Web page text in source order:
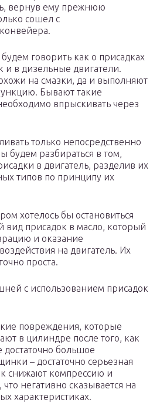
вернув ему прежнюю
сошел с
говорить как о присадках
и в дизельные двигатели.
на смазки, да и выполняют
Бывают такие
впрыскивать через
только непосредственно
будем разбираться в том,
в двигатель, разделив их
типов по принципу их
хотелось бы остановиться
вид присадок в масло, который
и оказание
на двигатель. Их
проста.
с использованием присадок
повреждения, которые
в цилиндре после того, как
большое
– достаточно серьезная
снижают компрессию и
негативно сказывается на
характеристиках.